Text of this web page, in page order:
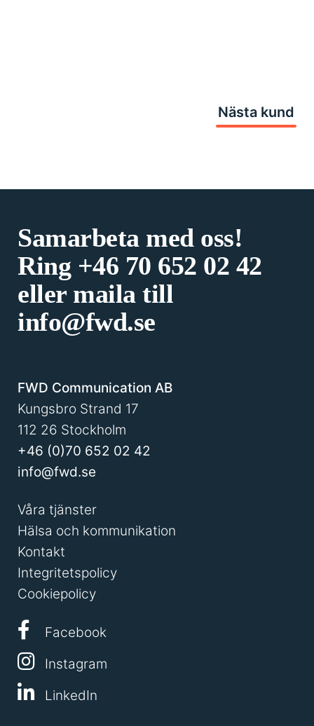
Nästa kund
Samarbeta med oss!
Ring +46 70 652 02 42
eller maila till
info@fwd.se
FWD Communication AB
Kungsbro Strand 17
112 26 Stockholm
+46 (0)70 652 02 42
info@fwd.se
Våra tjänster
Hälsa och kommunikation
Kontakt
Integritetspolicy
Cookiepolicy
Facebook
Instagram
LinkedIn